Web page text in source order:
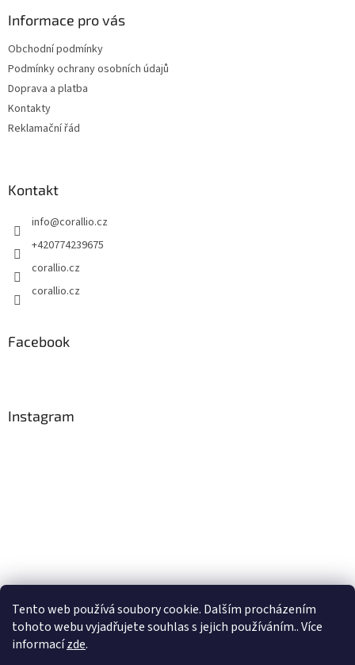
Tento web používá soubory cookie. Dalším procházením
tohoto webu vyjadřujete souhlas s jejich používáním.. Více
informacízde.
Informace pro vás
Obchodní podmínky
Podmínky ochrany osobních údajů
Doprava a platba
Kontakty
Reklamační řád
Kontakt
info@corallio.cz
+420774239675
corallio.cz
corallio.cz
Facebook
Instagram
Sledovat na Instagramu